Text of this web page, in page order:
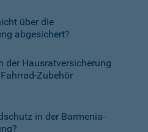
über die
abgesichert?
der Hausratversicherung
Zubehör
in der Barmenia-